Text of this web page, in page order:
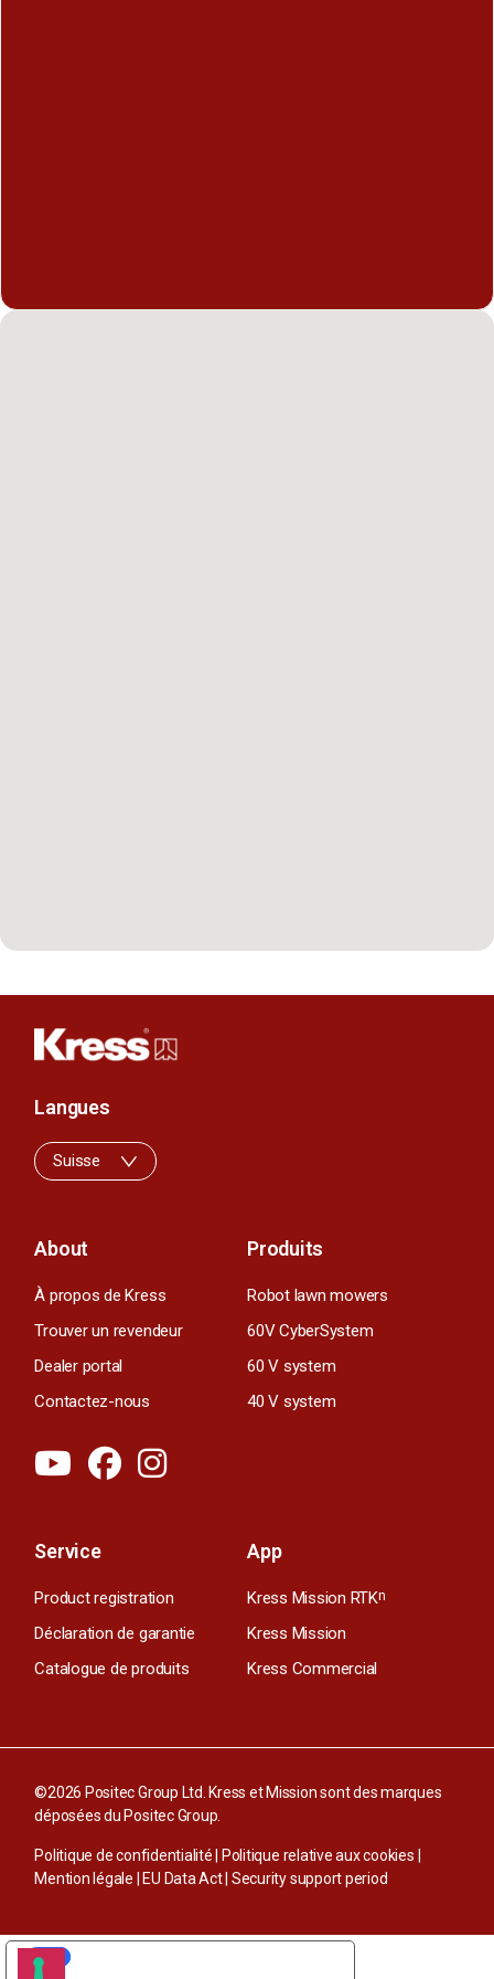
About
À propos de Kress
Trouver un revendeur
Dealer portal
Contactez-nous
Produits
Robot lawn mowers
60V CyberSystem
60 V system
40 V system
Service
Product registration
Déclaration de garantie
Catalogue de produits
App
Kress Mission RTKn
Kress Mission
Kress Commercial
Langues
Suisse
©2026 Positec Group Ltd. Kress et Mission sont des marques
déposées du Positec Group.
Politique de confidentialité Politique relative aux cookies
Mention légale
EU Data Act| Security support period